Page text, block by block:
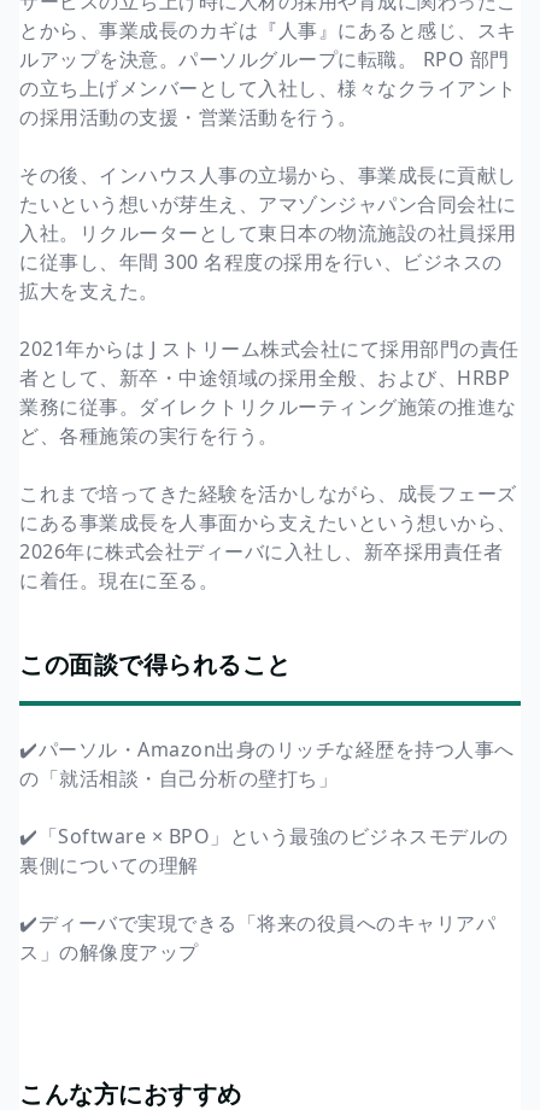
とから、事業成長のカギは『人事』にあると感じ、スキ
ルアップを決意。パーソルグループに転職。 RPO 部門
の立ち上げメンバーとして入社し、様々なクライアント
の採用活動の支援・営業活動を行う。
その後、インハウス人事の立場から、事業成長に貢献し
たいという想いが芽生え、アマゾンジャパン合同会社に
入社。リクルーターとして東日本の物流施設の社員採用
に従事し、年間 300 名程度の採用を行い、ビジネスの
拡大を支えた。
2021年からは J ストリーム株式会社にて採用部門の責任
者として、新卒・中途領域の採用全般、および、HRBP
業務に従事。ダイレクトリクルーティング施策の推進な
ど、各種施策の実行を行う。
これまで培ってきた経験を活かしながら、成長フェーズ
にある事業成長を人事面から支えたいという想いから、
2026年に株式会社ディーバに入社し、新卒採用責任者
に着任。現在に至る。
この面談で得られること
✔️パーソル・Amazon出身のリッチな経歴を持つ人事へ
の「就活相談・自己分析の壁打ち」
✔️「Software × BPO」という最強のビジネスモデルの
裏側についての理解
✔️ディーバで実現できる「将来の役員へのキャリアパ
ス」の解像度アップ
こんな方におすすめ